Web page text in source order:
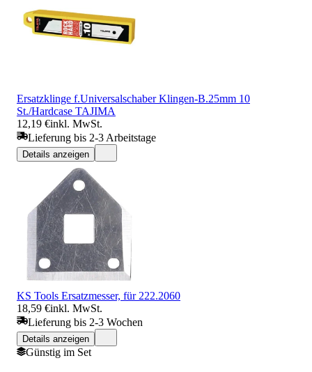
Ersatzklinge f.Universalschaber Klingen-B.25mm 10
St./Hardcase TAJIMA
12,19 €inkl. MwSt.
Lieferung bis 2-3 Arbeitstage
Details anzeigen
KS Tools Ersatzmesser, für 222.2060
18,59 €inkl. MwSt.
Lieferung bis 2-3 Wochen
Details anzeigen
Günstig im Set